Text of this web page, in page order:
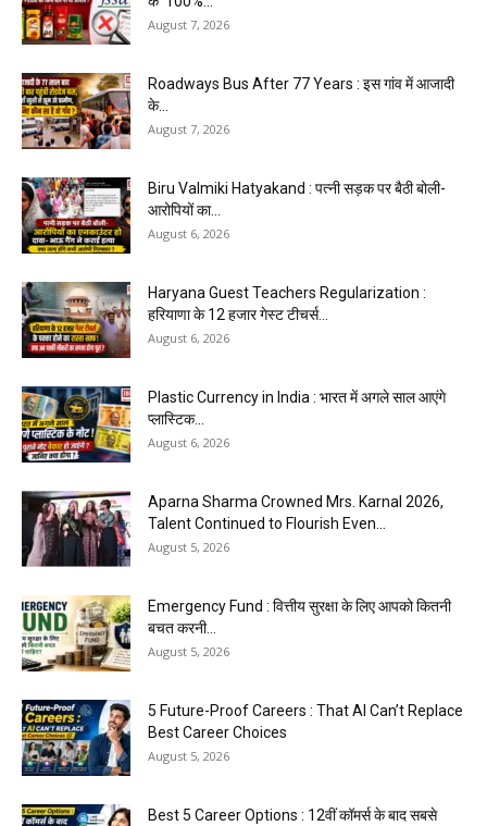
August 7, 2026
Roadways Bus After 77 Years : इस गांव में आजादी
के...
August 7, 2026
Biru Valmiki Hatyakand : पत्नी सड़क पर बैठी बोली-
आरोपियों का...
August 6, 2026
Haryana Guest Teachers Regularization :
हरियाणा के 12 हजार गेस्ट टीचर्स...
August 6, 2026
Plastic Currency in India : भारत में अगले साल आएंगे
प्लास्टिक...
August 6, 2026
Aparna Sharma Crowned Mrs. Karnal 2026,
Talent Continued to Flourish Even...
August 5, 2026
Emergency Fund : वित्तीय सुरक्षा के लिए आपको कितनी
बचत करनी...
August 5, 2026
5 Future-Proof Careers : That AI Can’t Replace
Best Career Choices
August 5, 2026
Best 5 Career Options : 12वीं कॉमर्स के बाद सबसे